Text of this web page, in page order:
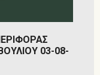
03-08-